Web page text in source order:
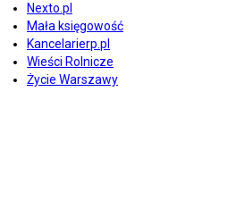
Nexto.pl
Mała księgowość
Kancelarierp.pl
Wieści Rolnicze
Życie Warszawy